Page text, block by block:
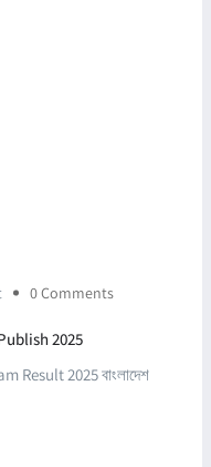
0 Comments
2025
Result 2025 বাংলাদেশ